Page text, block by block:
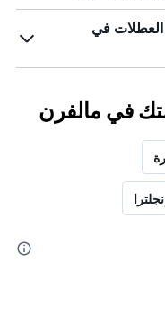
العطلات في
في مالفرن